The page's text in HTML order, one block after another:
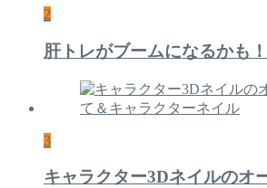
2
肝トレがブームになるかも！
3
キャラクター3Dネイルのオ